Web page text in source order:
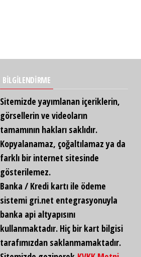
BİLGİLENDİRME
Sitemizde yayımlanan içeriklerin,
görsellerin ve videoların
tamamının hakları saklıdır.
Kopyalanamaz, çoğaltılamaz ya da
farklı bir internet sitesinde
gösterilemez.
Banka / Kredi kartı ile ödeme
sistemi gri.net entegrasyonuyla
banka api altyapısını
kullanmaktadır. Hiç bir kart bilgisi
tarafımızdan saklanmamaktadır.